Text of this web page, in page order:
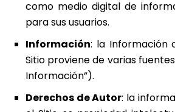
como medio digital de
para sus usuarios.
Información: la Información
Sitio proviene de varias
Información”).
Derechos de Autor: la